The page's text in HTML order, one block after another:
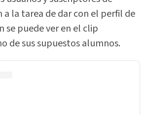
a la tarea de dar con el perfil de
se puede ver en el clip
de sus supuestos alumnos.